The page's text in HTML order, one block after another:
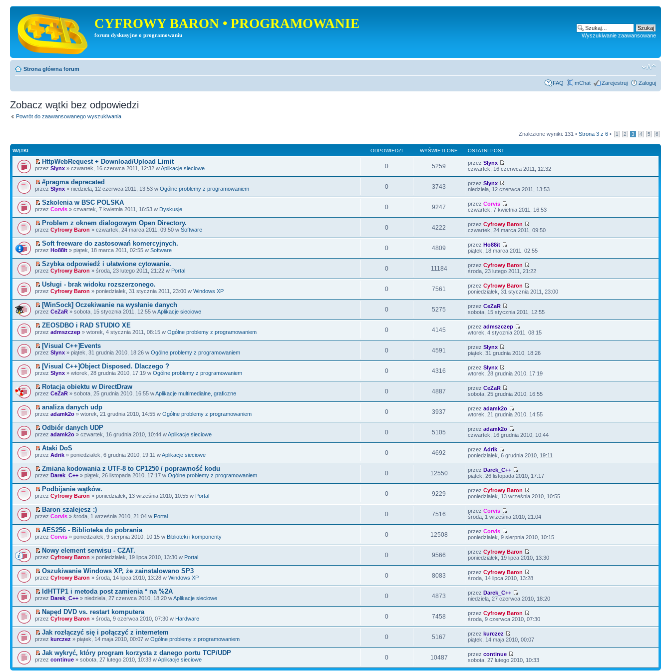
CYFROWY BARON • PROGRAMOWANIE
forum dyskusyjne o programowaniu Wyszukiwanie zaawansowane
Strona główna forum
FAQ mChat Zarejestruj Zaloguj
Zobacz wątki bez odpowiedzi
Powrót do zaawansowanego wyszukiwania
Znalezione wyniki: 131 • Strona 3 z 6 • 1 2 3 4 5 6
WĄTKI ODPOWIEDZI WYŚWIETLONE OSTATNI POST
HttpWebRequest + Download/Upload Limit
przez Slynx » czwartek, 16 czerwca 2011, 12:32 wAplikacje sieciowe 0 5259 przezSlynx
czwartek, 16 czerwca 2011, 12:32
#pragma deprecated
przez Slynx » niedziela, 12 czerwca 2011, 13:53 w Ogólne problemy z programowaniem 0 3743 przezSlynx
niedziela, 12 czerwca 2011, 13:53
Szkolenia w BSC POLSKA
przez Corvis » czwartek, 7 kwietnia 2011, 16:53 w Dyskusje 0 9247 przezCorvis
czwartek, 7 kwietnia 2011, 16:53
Problem z oknem dialogowym Open Directory.
przez Cyfrowy Baron » czwartek, 24 marca 2011, 09:50 w Software 0 4222 przezCyfrowy Baron
czwartek, 24 marca 2011, 09:50
Soft freeware do zastosowań komercyjnych.
przez Ho88it » piątek, 18 marca 2011, 02:55 w Software 0 4809 przezHo88it
piątek, 18 marca 2011, 02:55
Szybka odpowiedź i ułatwione cytowanie.
przez Cyfrowy Baron » środa, 23 lutego 2011, 21:22 w Portal 0 11184 przezCyfrowy Baron
środa, 23 lutego 2011, 21:22
Usługi - brak widoku rozszerzonego.
przez Cyfrowy Baron » poniedziałek, 31 stycznia 2011, 23:00 w Windows XP 0 7561 przezCyfrowy Baron
poniedziałek, 31 stycznia 2011, 23:00
[WinSock] Oczekiwanie na wysłanie danych
przez CeZaR » sobota, 15 stycznia 2011, 12:55 wAplikacje sieciowe 0 5275 przezCeZaR
sobota, 15 stycznia 2011, 12:55
ZEOSDBO i RAD STUDIO XE
przez admszczep » wtorek, 4 stycznia 2011, 08:15 w Ogólne problemy z programowaniem 0 4145 przezadmszczep
wtorek, 4 stycznia 2011, 08:15
[Visual C++]Events
przez Slynx » piątek, 31 grudnia 2010, 18:26 w Ogólne problemy z programowaniem 0 4591 przezSlynx
piątek, 31 grudnia 2010, 18:26
[Visual C++]Object Disposed. Dlaczego ?
przez Slynx » wtorek, 28 grudnia 2010, 17:19 w Ogólne problemy z programowaniem 0 4316 przezSlynx
wtorek, 28 grudnia 2010, 17:19
Rotacja obiektu w DirectDraw
przez CeZaR » sobota, 25 grudnia 2010, 16:55 wAplikacje multimedialne, graficzne 0 4887 przezCeZaR
sobota, 25 grudnia 2010, 16:55
analiza danych udp
przez adamk2o » wtorek, 21 grudnia 2010, 14:55 w Ogólne problemy z programowaniem 0 3937 przezadamk2o
wtorek, 21 grudnia 2010, 14:55
Odbiór danych UDP
przez adamk2o » czwartek, 16 grudnia 2010, 10:44 wAplikacje sieciowe 0 5105 przezadamk2o
czwartek, 16 grudnia 2010, 10:44
Ataki DoS
przez Adrik » poniedziałek, 6 grudnia 2010, 19:11 wAplikacje sieciowe 0 4692 przezAdrik
poniedziałek, 6 grudnia 2010, 19:11
Zmiana kodowania z UTF-8 to CP1250 / poprawność kodu
przez Darek_C++ » piątek, 26 listopada 2010, 17:17 w Ogólne problemy z programowaniem 0 12550 przezDarek_C++
piątek, 26 listopada 2010, 17:17
Podbijanie wątków.
przez Cyfrowy Baron » poniedziałek, 13 września 2010, 10:55 w Portal 0 9229 przezCyfrowy Baron
poniedziałek, 13 września 2010, 10:55
Baron szalejesz :)
przez Corvis » środa, 1 września 2010, 21:04 w Portal 0 7516 przezCorvis
środa, 1 września 2010, 21:04
AES256 - Biblioteka do pobrania
przez Corvis » poniedziałek, 9 sierpnia 2010, 10:15 w Biblioteki i komponenty 0 12508 przezCorvis
poniedziałek, 9 sierpnia 2010, 10:15
Nowy element serwisu - CZAT.
przez Cyfrowy Baron » poniedziałek, 19 lipca 2010, 13:30 w Portal 0 9566 przezCyfrowy Baron
poniedziałek, 19 lipca 2010, 13:30
Oszukiwanie Windows XP, że zainstalowano SP3
przez Cyfrowy Baron » środa, 14 lipca 2010, 13:28 w Windows XP 0 8083 przezCyfrowy Baron
środa, 14 lipca 2010, 13:28
IdHTTP1 i metoda post zamienia * na %2A
przez Darek_C++ » niedziela, 27 czerwca 2010, 18:20 wAplikacje sieciowe 0 4873 przezDarek_C++
niedziela, 27 czerwca 2010, 18:20
Napęd DVD vs. restart komputera
przez Cyfrowy Baron » środa, 9 czerwca 2010, 07:30 w Hardware 0 7458 przezCyfrowy Baron
środa, 9 czerwca 2010, 07:30
Jak rozłączyć się i połączyć z internetem
przez kurczez » piątek, 14 maja 2010, 00:07 w Ogólne problemy z programowaniem 0 5167 przezkurczez
piątek, 14 maja 2010, 00:07
Jak wykryć, który program korzysta z danego portu TCP/UDP
przez continue » sobota, 27 lutego 2010, 10:33 wAplikacje sieciowe 0 10487 przezcontinue
sobota, 27 lutego 2010, 10:33